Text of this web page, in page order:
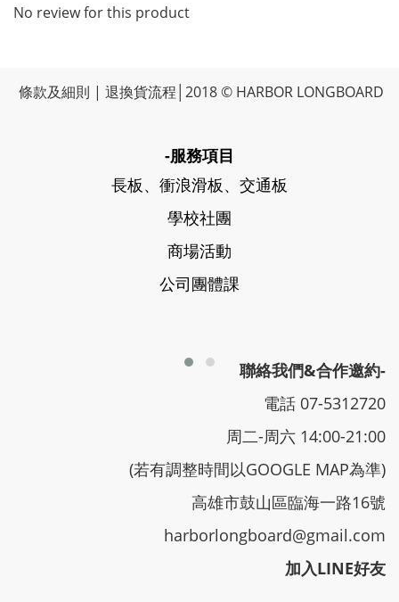
No review for this product
條款及細則 | 退換貨流程 │2018 © HARBOR LONGBOARD
-服務項目
長板、衝浪滑板、交通板
學校社團
商場活動
公司團體課
聯絡我們&合作邀約-
電話 07-5312720
周二-周六 14:00-21:00
(若有調整時間以GOOGLE MAP為準)
高雄市鼓山區臨海一路16號
harborlongboard@gmail.com
加入LINE好友